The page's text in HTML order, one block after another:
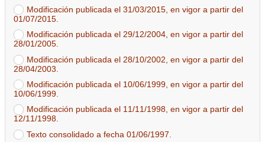
Modificación publicada el 31/03/2015, en vigor a partir del
01/07/2015.
Modificación publicada el 29/12/2004, en vigor a partir del
28/01/2005.
Modificación publicada el 28/10/2002, en vigor a partir del
28/04/2003.
Modificación publicada el 10/06/1999, en vigor a partir del
10/06/1999.
Modificación publicada el 11/11/1998, en vigor a partir del
12/11/1998.
Texto consolidado a fecha 01/06/1997.